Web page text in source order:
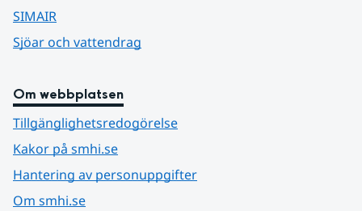
SIMAIR
Sjöar och vattendrag
Om webbplatsen
Tillgänglighetsredogörelse
Kakor på smhi.se
Hantering av personuppgifter
Om smhi.se